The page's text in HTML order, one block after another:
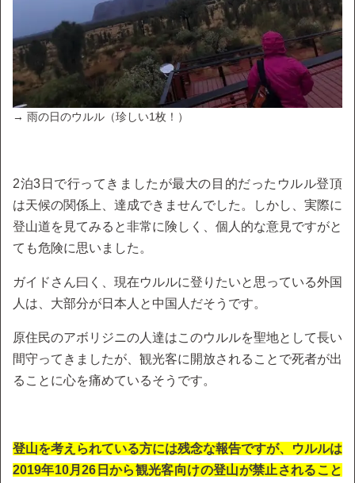
→ 雨の日のウルル（珍しい1枚！）
2泊3日で行ってきましたが最大の目的だったウルル登頂
は天候の関係上、達成できませんでした。しかし、実際に
登山道を見てみると非常に険しく、個人的な意見ですがと
ても危険に思いました。
ガイドさん曰く、現在ウルルに登りたいと思っている外国
人は、大部分が日本人と中国人だそうです。
原住民のアボリジニの人達はこのウルルを聖地として長い
間守ってきましたが、観光客に開放されることで死者が出
ることに心を痛めているそうです。
登山を考えられている方には残念な報告ですが、ウルルは
2019年10月26日から観光客向けの登山が禁止されること